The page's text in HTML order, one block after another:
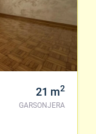
21 m2
GARSONJERA